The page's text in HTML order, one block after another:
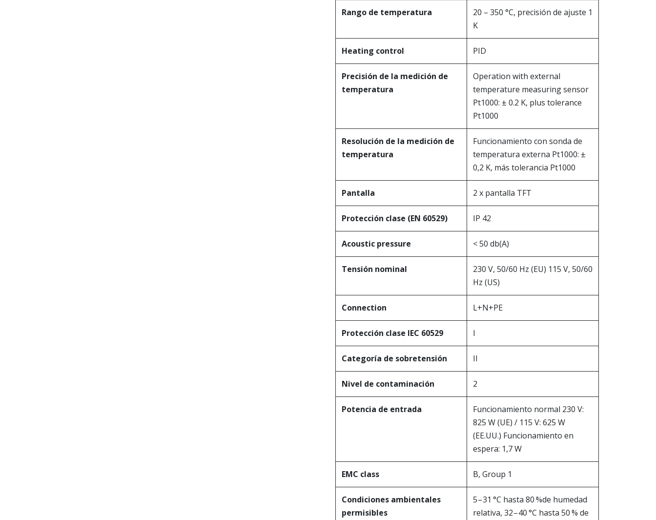
Rango de temperatura
20 – 350 °C, precisión de ajuste 1
K
Heating control PID
Precisión de la medición de
temperatura
Operation with external
temperature measuring sensor
Pt1000: ± 0.2 K, plus tolerance
Pt1000
Resolución de la medición de
temperatura
Funcionamiento con sonda de
temperatura externa Pt1000: ±
0,2 K, más tolerancia Pt1000
Pantalla 2 x pantalla TFT
Protección clase (EN 60529) IP 42
Acoustic pressure < 50 db(A)
Tensión nominal
230 V, 50/60 Hz (EU) 115 V, 50/60
Hz (US)
Connection L+N+PE
Protección clase IEC 60529 I
Categoría de sobretensión II
Nivel de contaminación 2
Potencia de entrada
Funcionamiento normal 230 V:
825 W (UE) / 115 V: 625 W
(EE.UU.) Funcionamiento en
espera: 1,7 W
EMC class B, Group 1
Condiciones ambientales
permisibles
5 – 31 °C hasta 80 %de humedad
relativa, 32 – 40 °C hasta 50 % de